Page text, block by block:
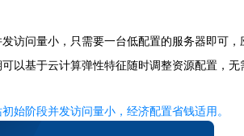
发访问量小，只需要一台低配置的服务器即可
以基于云计算弹性特征随时调整资源配置，
始阶段并发访问量小，经济配置省钱适用。